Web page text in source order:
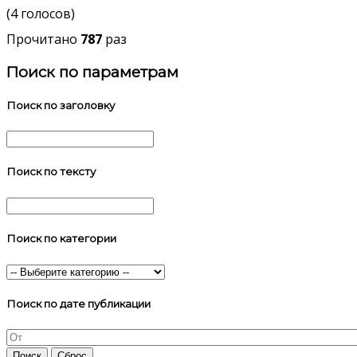
(4 голосов)
Прочитано 787 раз
Поиск по параметрам
Поиск по заголовку
Поиск по тексту
Поиск по категории
Поиск по дате публикации